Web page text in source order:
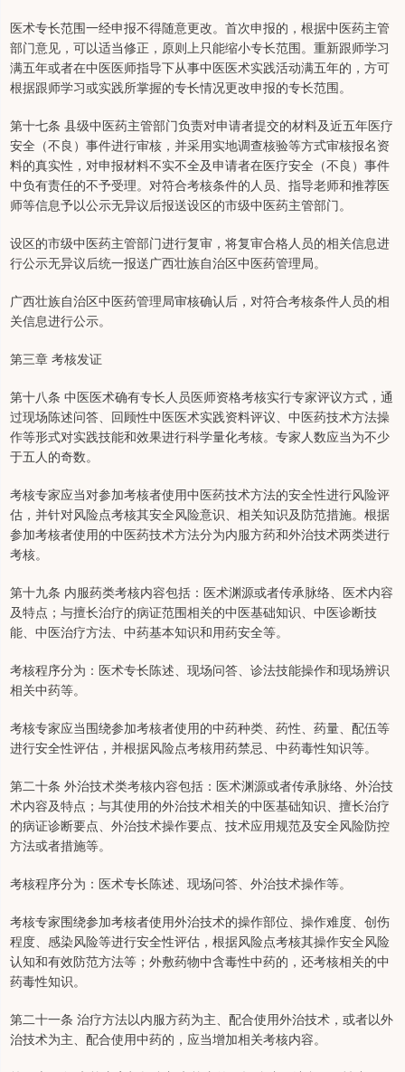
医术专长范围一经申报不得随意更改。首次申报的，根据中医药主管
部门意见，可以适当修正，原则上只能缩小专长范围。重新跟师学习
满五年或者在中医医师指导下从事中医医术实践活动满五年的，方可
根据跟师学习或实践所掌握的专长情况更改申报的专长范围。
第十七条 县级中医药主管部门负责对申请者提交的材料及近五年医疗
安全（不良）事件进行审核，并采用实地调查核验等方式审核报名资
料的真实性，对申报材料不实不全及申请者在医疗安全（不良）事件
中负有责任的不予受理。对符合考核条件的人员、指导老师和推荐医
师等信息予以公示无异议后报送设区的市级中医药主管部门。
设区的市级中医药主管部门进行复审，将复审合格人员的相关信息进
行公示无异议后统一报送广西壮族自治区中医药管理局。
广西壮族自治区中医药管理局审核确认后，对符合考核条件人员的相
关信息进行公示。
第三章 考核发证
第十八条 中医医术确有专长人员医师资格考核实行专家评议方式，通
过现场陈述问答、回顾性中医医术实践资料评议、中医药技术方法操
作等形式对实践技能和效果进行科学量化考核。专家人数应当为不少
于五人的奇数。
考核专家应当对参加考核者使用中医药技术方法的安全性进行风险评
估，并针对风险点考核其安全风险意识、相关知识及防范措施。根据
参加考核者使用的中医药技术方法分为内服方药和外治技术两类进行
考核。
第十九条 内服药类考核内容包括：医术渊源或者传承脉络、医术内容
及特点；与擅长治疗的病证范围相关的中医基础知识、中医诊断技
能、中医治疗方法、中药基本知识和用药安全等。
考核程序分为：医术专长陈述、现场问答、诊法技能操作和现场辨识
相关中药等。
考核专家应当围绕参加考核者使用的中药种类、药性、药量、配伍等
进行安全性评估，并根据风险点考核用药禁忌、中药毒性知识等。
第二十条 外治技术类考核内容包括：医术渊源或者传承脉络、外治技
术内容及特点；与其使用的外治技术相关的中医基础知识、擅长治疗
的病证诊断要点、外治技术操作要点、技术应用规范及安全风险防控
方法或者措施等。
考核程序分为：医术专长陈述、现场问答、外治技术操作等。
考核专家围绕参加考核者使用外治技术的操作部位、操作难度、创伤
程度、感染风险等进行安全性评估，根据风险点考核其操作安全风险
认知和有效防范方法等；外敷药物中含毒性中药的，还考核相关的中
药毒性知识。
第二十一条 治疗方法以内服方药为主、配合使用外治技术，或者以外
治技术为主、配合使用中药的，应当增加相关考核内容。